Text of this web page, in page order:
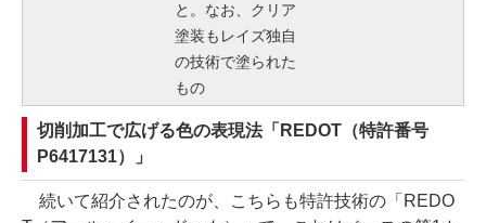
と。なお、クリア
塗装もレイズ独自
の技術で塗られた
もの
切削加工で広げる色の表現法「REDOT（特許番号
P6417131）」
続いて紹介されたのが、こちらも特許技術の「REDO